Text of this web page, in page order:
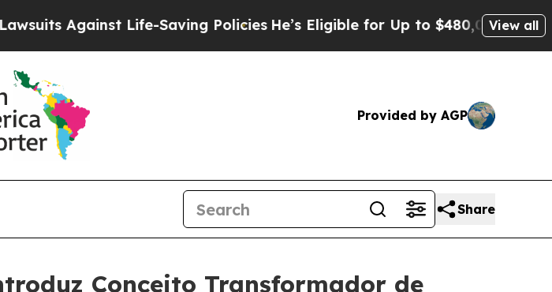
Against Life-Saving Policies He’s Eligible for Up to $480,000 After Being
View all
Provided by AGP
Share
Conceito Transformador de